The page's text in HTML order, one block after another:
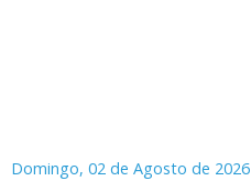
Domingo, 02 de Agosto de 2026